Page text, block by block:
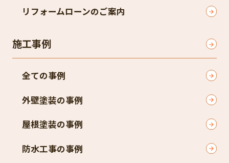
リフォームローンのご案内
施工事例
全ての事例
外壁塗装の事例
屋根塗装の事例
防水工事の事例